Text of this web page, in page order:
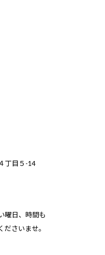
丁目５-14
曜日、時間も
さいませ。